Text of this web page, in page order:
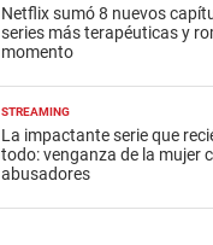
Netflix sumó 8 nuevos
series más terapéuticas y
momento
STREAMING
La impactante serie que
todo: venganza de la mujer
abusadores